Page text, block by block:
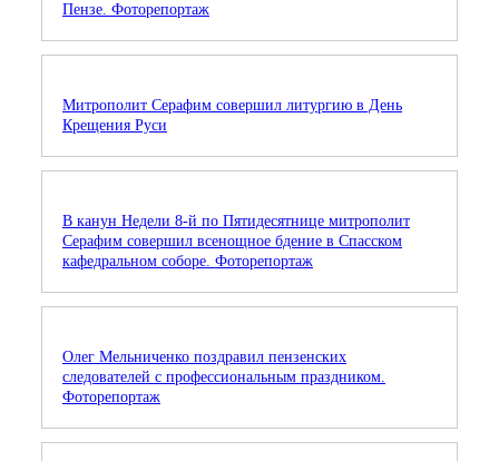
Пензе. Фоторепортаж
Митрополит Серафим совершил литургию в День
Крещения Руси
В канун Недели 8-й по Пятидесятнице митрополит
Серафим совершил всенощное бдение в Спасском
кафедральном соборе. Фоторепортаж
Олег Мельниченко поздравил пензенских
следователей с профессиональным праздником.
Фоторепортаж